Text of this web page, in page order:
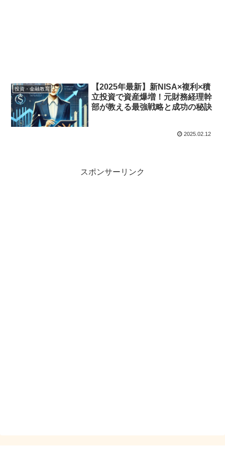
投資・金融教育
【2025年最新】新NISA×複利×積
立投資で資産爆増！元財務経理幹
部が教える最強戦略と成功の秘訣
2025.02.12
スポンサーリンク